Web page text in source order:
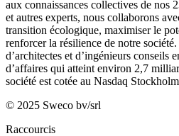
aux connaissances collectives de nos
et autres experts, nous collaborons
transition écologique, maximiser le
renforcer la résilience de notre
d’architectes et d’ingénieurs conseils
d’affaires qui atteint environ 2,7
société est cotée au Nasdaq
© 2025 Sweco bv/srl
Raccourcis